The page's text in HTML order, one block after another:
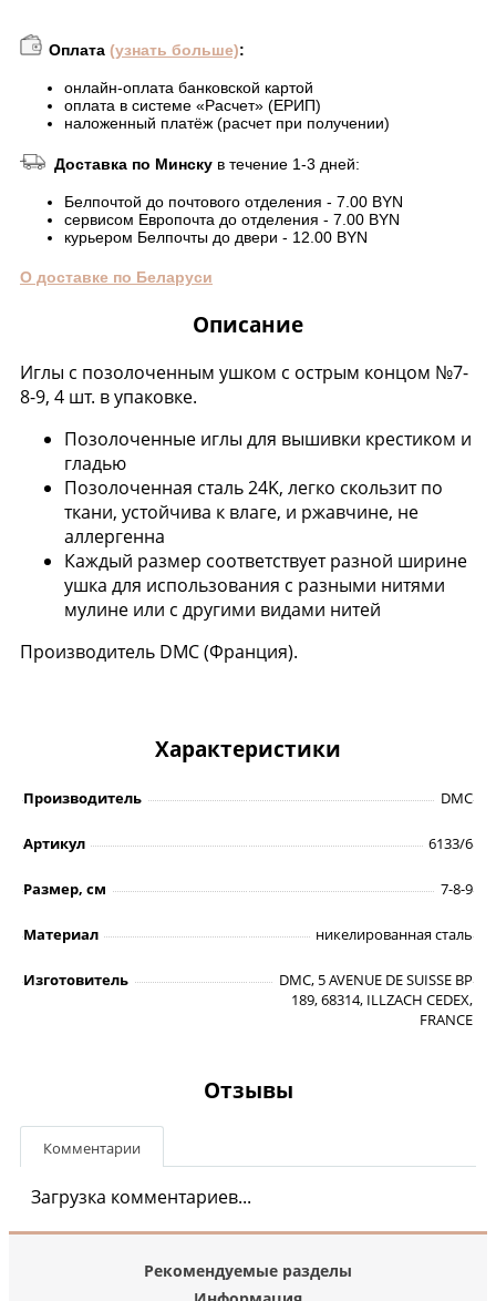
Оплата (узнать больше):
онлайн-оплата банковской картой
оплата в системе «Расчет» (ЕРИП)
наложенный платёж (расчет при получении)
Доставка по Минску в течение 1-3 дней:
Белпочтой до почтового отделения - 7.00 BYN
сервисом Европочта до отделения - 7.00 BYN
курьером Белпочты до двери - 12.00 BYN
О доставке по Беларуси
Описание
Иглы с позолоченным ушком с острым концом №7-
8-9, 4 шт. в упаковке.
Позолоченные иглы для вышивки крестиком и
гладью
Позолоченная сталь 24K, легко скользит по
ткани, устойчива к влаге, и ржавчине, не
аллергенна
Каждый размер соответствует разной ширине
ушка для использования с разными нитями
мулине или с другими видами нитей
Производитель DMC (Франция).
Характеристики
Производитель DMC
Артикул 6133/6
Размер, см 7-8-9
Материал никелированная сталь
Изготовитель
DMC, 5 AVENUE DE SUISSE BP
189, 68314, ILLZACH CEDEX,
FRANCE
Отзывы
Комментарии
Загрузка комментариев...
Рекомендуемые разделы